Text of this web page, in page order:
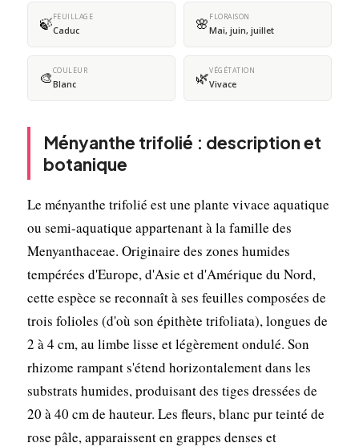
🍃FEUILLAGE
Caduc 🌸 FLORAISON
Mai, juin, juillet
🎨COULEUR
Blanc 🌿VÉGÉTATION
Vivace
Ményanthe trifolié : description et
botanique
Le ményanthe trifolié est une plante vivace aquatique
ou semi-aquatique appartenant à la famille des
Menyanthaceae. Originaire des zones humides
tempérées d'Europe, d'Asie et d'Amérique du Nord,
cette espèce se reconnaît à ses feuilles composées de
trois folioles (d'où son épithète trifoliata), longues de
2 à 4 cm, au limbe lisse et légèrement ondulé. Son
rhizome rampant s'étend horizontalement dans les
substrats humides, produisant des tiges dressées de
20 à 40 cm de hauteur. Les fleurs, blanc pur teinté de
rose pâle, apparaissent en grappes denses et